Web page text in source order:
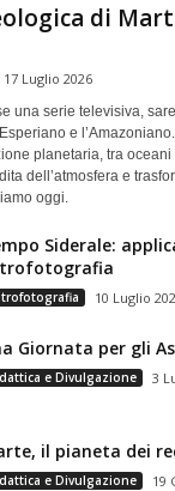
di
17 Luglio 2026
una serie televisiva,
e
planetaria, tra
dell’atmosfera e
oggi.
Siderale:
10 Luglio
Giornata per gli
e Divulgazione 3
il pianeta dei
e Divulgazione 19